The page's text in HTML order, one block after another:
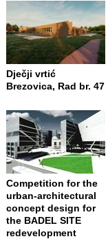
Dječji vrtić
Brezovica, Rad br. 47
Competition for the
urban-architectural
concept design for
the BADEL SITE
redevelopment